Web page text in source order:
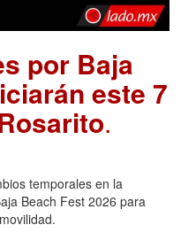
por Baja
este 7
.
temporales en la
Beach Fest 2026 para